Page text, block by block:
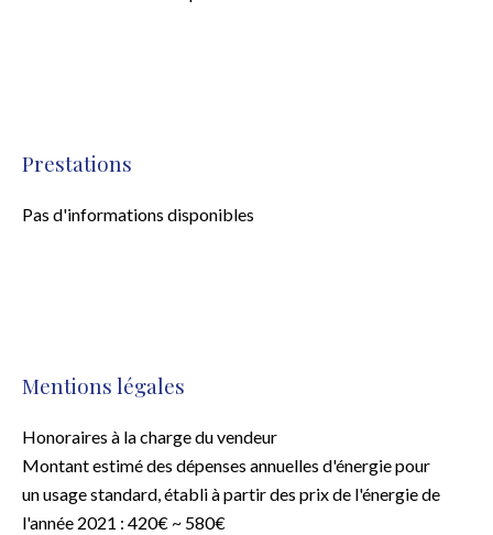
Prestations
Pas d'informations disponibles
Mentions légales
Honoraires à la charge du vendeur
Montant estimé des dépenses annuelles d'énergie pour
un usage standard, établi à partir des prix de l'énergie de
l'année 2021 : 420€ ~ 580€